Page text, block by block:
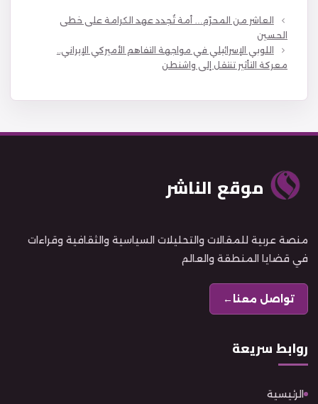
العاشر من المحرّم… أمة تُجدد عهد الكرامة على خطى
الحسين
اللوبي الإسرائيلي في مواجهة التفاهم الأميركي الإيراني..
معركة التأثير تنتقل إلى واشنطن
موقع الناشر
منصة عربية للمقالات والتحليلات السياسية والثقافية وقراءات
في قضايا المنطقة والعالم
تواصل معنا ←
روابط سريعة
الرئيسية